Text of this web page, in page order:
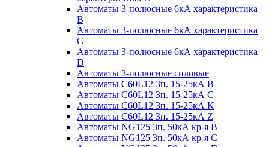
Автоматы 3-полюсные 6кА характеристика
B
Автоматы 3-полюсные 6кА характеристика
C
Автоматы 3-полюсные 6кА характеристика
D
Автоматы 3-полюсные силовые
Автоматы C60L12 3п. 15-25кА B
Автоматы C60L12 3п. 15-25кА C
Автоматы C60L12 3п. 15-25кА K
Автоматы C60L12 3п. 15-25кА Z
Автоматы NG125 3п. 50кА кр-я B
Автоматы NG125 3п. 50кА кр-я C